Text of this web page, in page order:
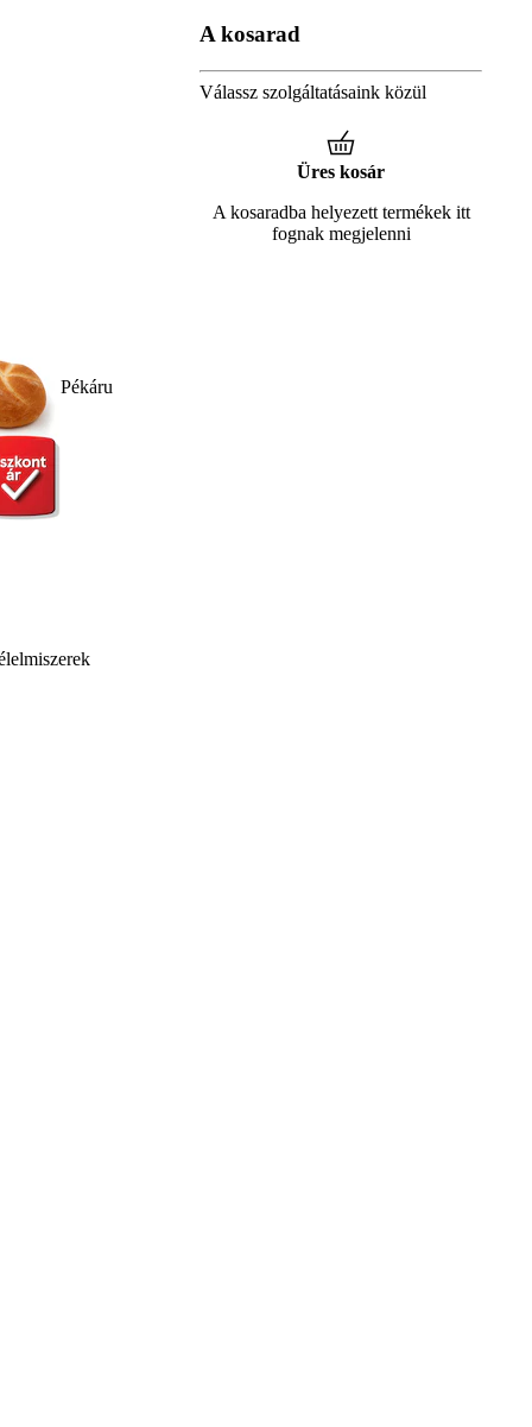
Pékáru
A kosarad
Válassz szolgáltatásaink közül
Üres kosár
A kosaradba helyezett termékek itt
fognak megjelenni